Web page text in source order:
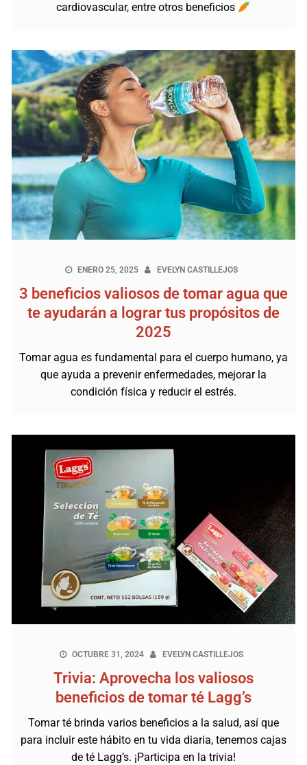
cardiovascular, entre otros beneficios
ENERO 25, 2025 EVELYN CASTILLEJOS
3 beneficios valiosos de tomar agua que
te ayudarán a lograr tus propósitos de
2025
Tomar agua es fundamental para el cuerpo humano, ya
que ayuda a prevenir enfermedades, mejorar la
condición física y reducir el estrés.
OCTUBRE 31, 2024 EVELYN CASTILLEJOS
Trivia: Aprovecha los valiosos
beneficios de tomar té Lagg’s
Tomar té brinda varios beneficios a la salud, así que
para incluir este hábito en tu vida diaria, tenemos cajas
de té Lagg’s. ¡Participa en la trivia!